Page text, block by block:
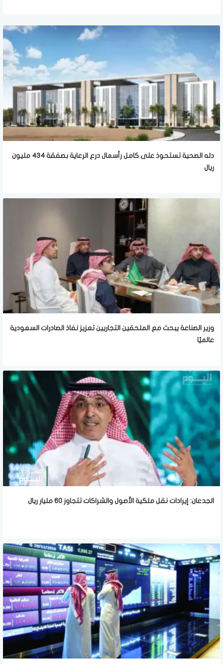
دله الصحية تستحوذ على كامل رأسمال درع الرعاية بصفقة 434 مليون
ريال
وزير الصناعة يبحث مع الملحقين التجاريين تعزيز نفاذ الصادرات السعودية
عالميًا
الجدعان: إيرادات نقل ملكية الأصول والشراكات تتجاوز 60 مليار ريال